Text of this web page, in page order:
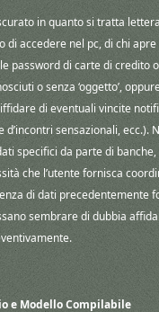
in quanto si tratta
accedere nel pc, di chi
password di carte di credito
o senza ‘oggetto’,
di eventuali vincite
sensazionali, ecc.).
specifici da parte di
che l’utente fornisca
di dati precedentemente
sembrare di dubbia
e Modello Compilabile